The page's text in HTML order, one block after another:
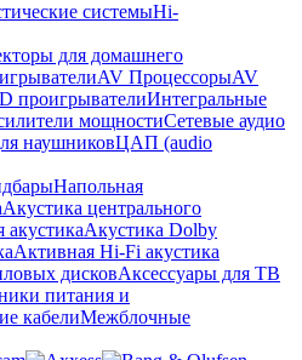
системыHi-
для домашнего
AV ПроцессорыAV
проигрывателиИнтегральные
мощностиСетевые аудио
наушниковЦАП (audio
Напольная
Акустика центрального
акустикаАкустика Dolby
Активная Hi-Fi акустика
дисковАксессуары для ТВ
питания и
кабелиМежблочные